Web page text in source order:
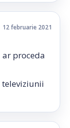
12 februarie 2021
proceda